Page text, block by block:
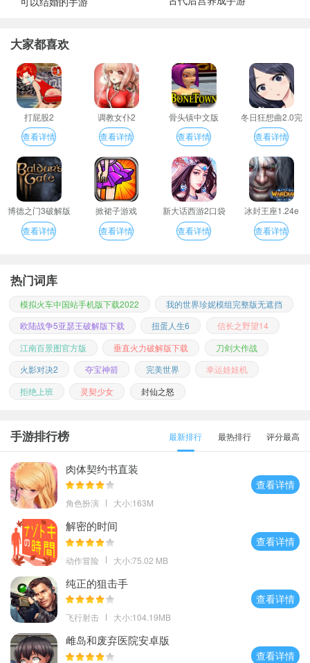
大家都喜欢
打屁股2
查看详情
调教女仆2
查看详情
骨头镇中文版
查看详情
冬日狂想曲2.0完
整汉化版
查看详情
博德之门3破解版
查看详情
掀裙子游戏
查看详情
新大话西游2口袋
版
查看详情
冰封王座1.24e
查看详情
热门词库
模拟火车中国站手机版下载2022
我的世界珍妮模组完整版无遮挡
欧陆战争5亚瑟王破解版下载
扭蛋人生6
信长之野望14
江南百景图官方版
垂直火力破解版下载
刀剑大作战
火影对决2
夺宝神箭 完美世界
幸运娃娃机
拒绝上班
灵契少女 封仙之怒
手游排行榜 最新排行 最热排行 评分最高
肉体契约书直装
角色扮演 大小:163M
查看详情
解密的时间
动作冒险 大小:75.02 MB
查看详情
纯正的狙击手
飞行射击 大小:104.19MB
查看详情
雌岛和废弃医院安卓版
查看详情